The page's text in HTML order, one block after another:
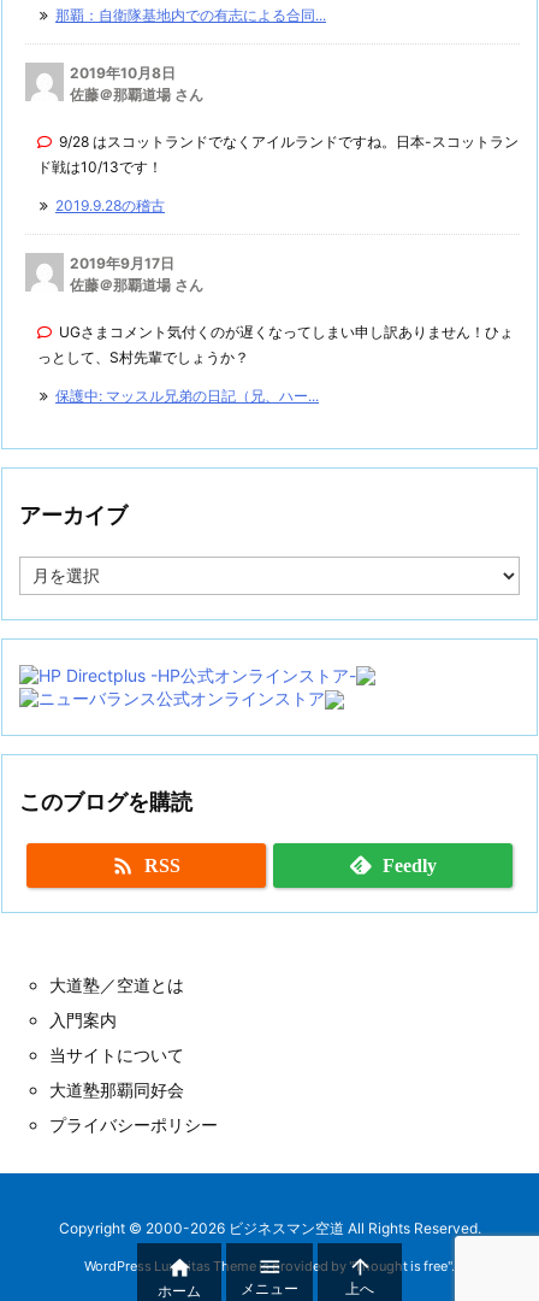
那覇：自衛隊基地内での有志による合同...
2019年10月8日
佐藤＠那覇道場 さん
9/28 はスコットランドでなくアイルランドですね。日本-スコットラン
ド戦は10/13です！
2019.9.28の稽古
2019年9月17日
佐藤＠那覇道場 さん
UGさまコメント気付くのが遅くなってしまい申し訳ありません！ひょ
っとして、S村先輩でしょうか？
保護中: マッスル兄弟の日記（兄、ハー...
アーカイブ
ー
イ
このブログを購読
 RSS Feedly
大道塾／空道とは
入門案内
当サイトについて
大道塾那覇同好会
プライバシーポリシー
Copyright © 2000-2026 ビジネスマン空道 All Rights Reserved.
WordPress Luxeritas Theme is provided by "Thought is free".

ホーム

メニュー

上へ